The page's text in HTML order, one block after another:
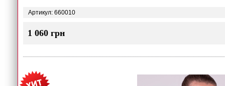
Артикул: 660010
1 060 грн